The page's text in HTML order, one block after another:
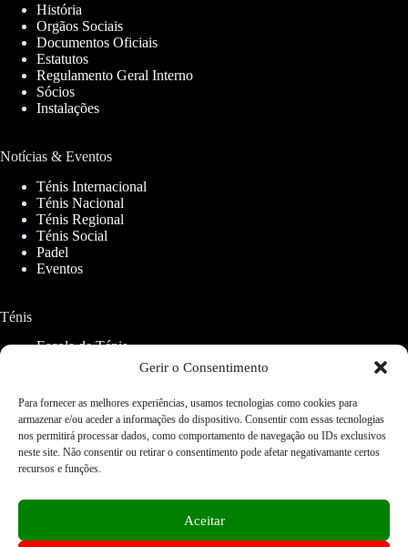
Gerir o Consentimento
Para fornecer as melhores experiências, usamos tecnologias como cookies para
armazenar e/ou aceder a informações do dispositivo. Consentir com essas tecnologias
nos permitirá processar dados, como comportamento de navegação ou IDs exclusivos
neste site. Não consentir ou retirar o consentimento pode afetar negativamante certos
recursos e funções.
Aceitar
História
Orgãos Sociais
Documentos Oficiais
Estatutos
Regulamento Geral Interno
Sócios
Instalações
Notícias & Eventos
Ténis Internacional
Ténis Nacional
Ténis Regional
Ténis Social
Padel
Eventos
Ténis
Escola de Ténis
Aluguer de Campos
Padel
CETO Padel